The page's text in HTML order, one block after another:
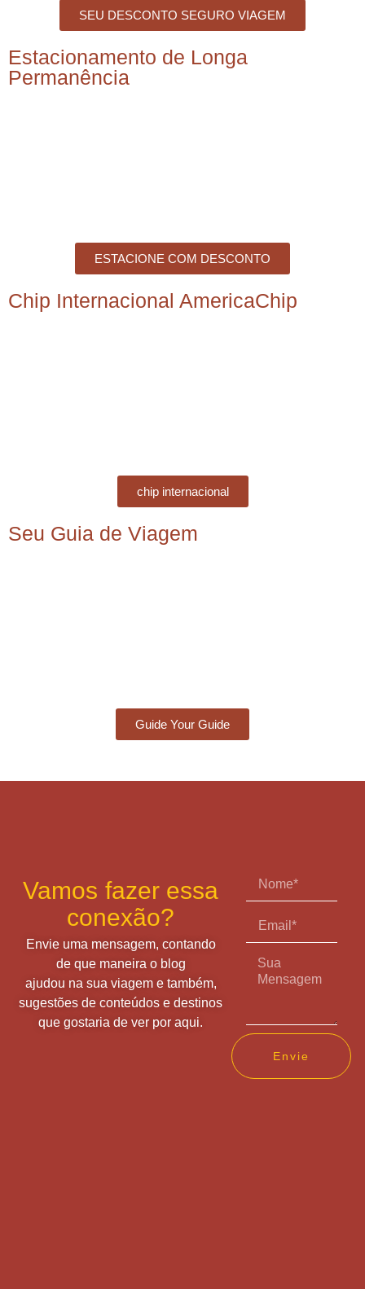
SEU DESCONTO SEGURO VIAGEM
Estacionamento de Longa
Permanência
ESTACIONE COM DESCONTO
Chip Internacional AmericaChip
chip internacional
Seu Guia de Viagem
Guide Your Guide
Vamos fazer essa
conexão?
Envie uma mensagem, contando
de que maneira o blog
ajudou na sua viagem e também,
sugestões de conteúdos e destinos
que gostaria de ver por aqui.
Envie